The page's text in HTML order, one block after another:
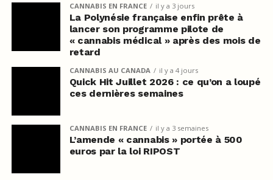
CANNABIS EN FRANCE il y a 3 jours
La Polynésie française enfin prête à
lancer son programme pilote de
« cannabis médical » après des mois de
retard
CANNABIS AU CANADA il y a 4 jours
Quick Hit Juillet 2026 : ce qu’on a loupé
ces dernières semaines
CANNABIS EN FRANCE il y a 3 semaines
L’amende « cannabis » portée à 500
euros par la loi RIPOST